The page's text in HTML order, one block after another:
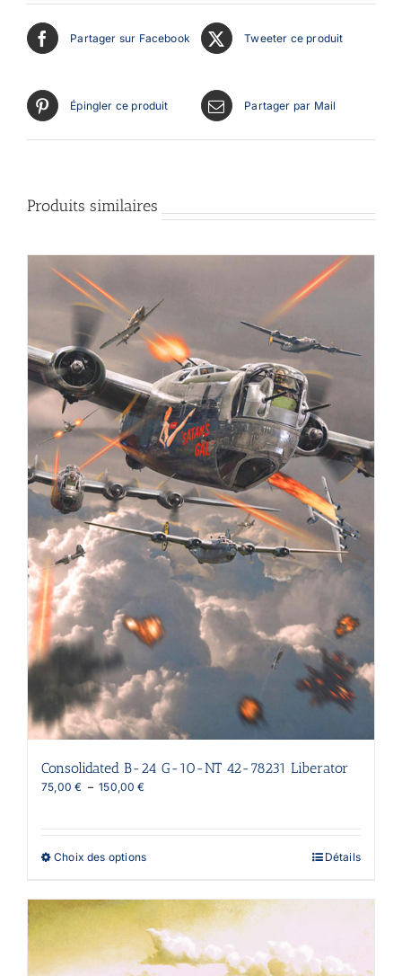
Partager sur Facebook Tweeter ce produit
Épingler ce produit Partager par Mail
Produits similaires
Consolidated B-24 G-10-NT 42-78231 Liberator
75,00€ – 150,00€Plage
Choix des optionsCe
plusieurs
variations.
Les
options
peuvent
Détails